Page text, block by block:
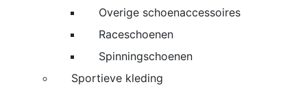
Overige schoenaccessoires
Raceschoenen
Spinningschoenen
Sportieve kleding